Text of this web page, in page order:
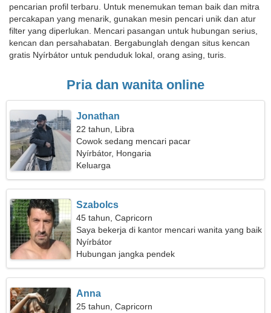
pencarian profil terbaru. Untuk menemukan teman baik dan mitra
percakapan yang menarik, gunakan mesin pencari unik dan atur
filter yang diperlukan. Mencari pasangan untuk hubungan serius,
kencan dan persahabatan. Bergabunglah dengan situs kencan
gratis Nyírbátor untuk penduduk lokal, orang asing, turis.
Pria dan wanita online
Jonathan
22 tahun, Libra
Cowok sedang mencari pacar
Nyírbátor, Hongaria
Keluarga
Szabolcs
45 tahun, Capricorn
Saya bekerja di kantor mencari wanita yang baik
hati
Nyírbátor
Hubungan jangka pendek
Anna
25 tahun, Capricorn